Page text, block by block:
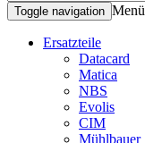
Toggle navigation Menü
Ersatzteile
Datacard
Matica
NBS
Evolis
CIM
Mühlbauer